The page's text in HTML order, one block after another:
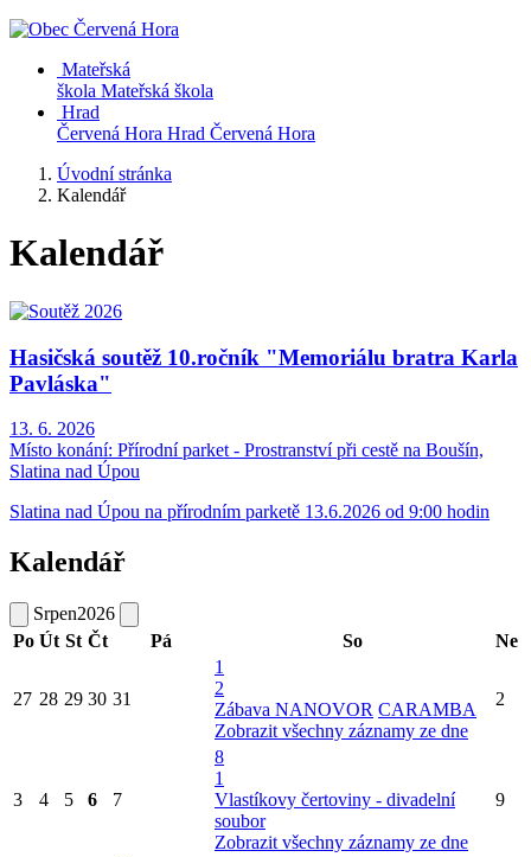
Mateřská
škola Mateřská škola
Hrad
Červená Hora Hrad Červená Hora
Úvodní stránka
Kalendář
Kalendář
Hasičská soutěž 10.ročník "Memoriálu bratra Karla
Pavláska"
13. 6. 2026
Místo konání: Přírodní parket - Prostranství při cestě na Boušín,
Slatina nad Úpou
Slatina nad Úpou na přírodním parketě 13.6.2026 od 9:00 hodin
Kalendář
Srpen2026
Po Út St Čt Pá So Ne
27 28 29 30 31
1
2
Zábava NANOVOR CARAMBA
Zobrazit všechny záznamy ze dne
2
3 4 5 6 7
8
1
Vlastíkovy čertoviny - divadelní
soubor
Zobrazit všechny záznamy ze dne
9